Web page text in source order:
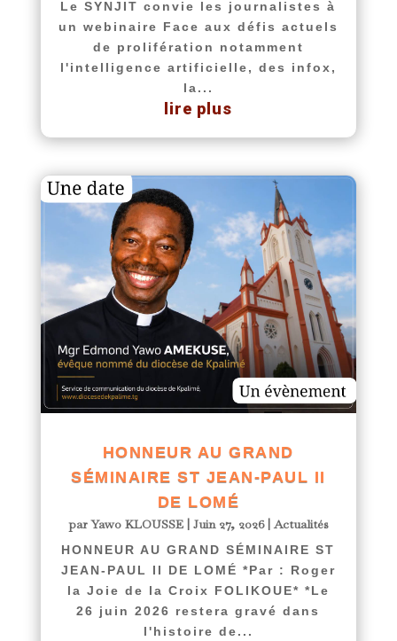
Le SYNJIT convie les journalistes à
un webinaire Face aux défis actuels
de prolifération notamment
l'intelligence artificielle, des infox,
la...
lire plus
HONNEUR AU GRAND
SÉMINAIRE ST JEAN-PAUL II
DE LOMÉ
parYawo KLOUSSE| Juin 27, 2026|Actualités
HONNEUR AU GRAND SÉMINAIRE ST
JEAN-PAUL II DE LOMÉ *Par : Roger
la Joie de la Croix FOLIKOUE* *Le
26 juin 2026 restera gravé dans
l'histoire de...